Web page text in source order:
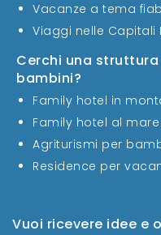
Vuoi ricevere idee e
Vacanze a tema
Viaggi nelle Capitali
Cerchi una
bambini?
Family hotel in
Family hotel al mare
Agriturismi per
Residence per